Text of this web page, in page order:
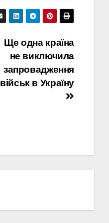
Ще одна країна
не виключила
запровадження
військ в Україну